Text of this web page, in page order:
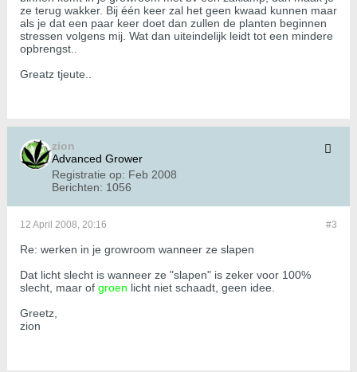
ze terug wakker. Bij één keer zal het geen kwaad kunnen maar
als je dat een paar keer doet dan zullen de planten beginnen
stressen volgens mij. Wat dan uiteindelijk leidt tot een mindere
opbrengst..
Greatz tjeute..
zion
Advanced Grower
Registratie op: Feb 2008
Berichten: 1056
#3
12 April 2008, 20:16
Re: werken in je growroom wanneer ze slapen
Dat licht slecht is wanneer ze "slapen" is zeker voor 100%
slecht, maar of groen licht niet schaadt, geen idee.
Greetz,
zion